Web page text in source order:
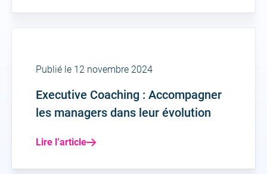
Publié le 12 novembre 2024
Executive Coaching : Accompagner
les managers dans leur évolution
Lire l’article